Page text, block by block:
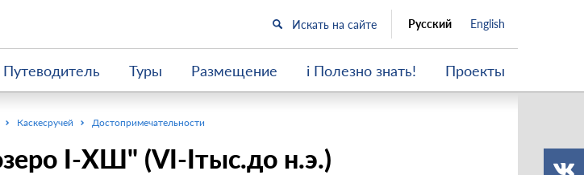
Русский English
Путеводитель Туры Размещение i Полезно знать! Проекты
Каскесручей Достопримечательности
I-ХШ" (VI-Iтыс.до н.э.)